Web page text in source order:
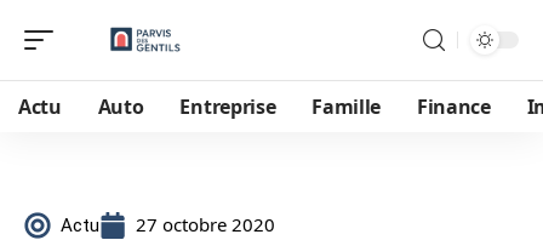
Actu Auto Entreprise Famille Finance
Actu 27 octobre 2020